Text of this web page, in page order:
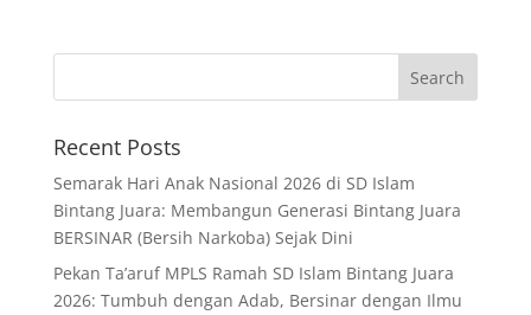
Recent Posts
Semarak Hari Anak Nasional 2026 di SD Islam
Bintang Juara: Membangun Generasi Bintang Juara
BERSINAR (Bersih Narkoba) Sejak Dini
Pekan Ta’aruf MPLS Ramah SD Islam Bintang Juara
2026: Tumbuh dengan Adab, Bersinar dengan Ilmu